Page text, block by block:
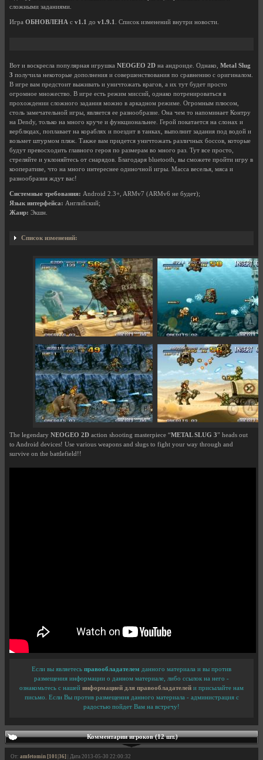
сложными заданиями.
Игра ОБНОВЛЕНА с v1.1 до v1.9.1 . Список изменений внутри новости.
Вот и воскресла популярная игрушка NEOGEO 2D на андроиде. Однако, Metal Slug
3 получила некоторые дополнения и совершенствования по сравнению с оригиналом.
В игре вам предстоит выживать и уничтожать врагов, а их тут будет просто
огромное множество. В игре есть режим миссий, однако потренироваться в
прохождении сложного задания можно в аркадном режиме. Огромным плюсом,
столь замечательной игры, является ее разнообразие. Она чем то напоминает Контру
на Dendy, только на много круче и функциональнее. Герой покатается на слонах и
верблюдах, поплавает на кораблях и поездит в танках, выполнит задания под водой и
возьмет штурмом пляж. Также вам придется уничтожать различных боссов, которые
будут превосходить главного героя по размерам во много раз. Тут все просто,
стреляйте и уклоняйтесь от снарядов. Благодаря bluetooth, вы сможете пройти игру в
кооперативе, что на много интереснее одиночной игры. Масса веселья, мяса и
разнообразия ждут вас!
Системные требования: Android 2.3+, ARMv7 (ARMv6 не будет);
Язык интерфейса: Английский;
Жанр: Экшн.
Список изменений:
The legendary NEOGEO 2D action shooting masterpiece “METAL SLUG 3” heads out
to Android devices! Use various weapons and slugs to fight your way through and
survive on the battlefield!!
Если вы являетесь правообладателем данного материала и вы против
размещения информации о данном материале, либо ссылок на него -
ознакомьтесь с нашей информацией для правообладателей и присылайте нам
письмо. Если Вы против размещения данного материала - администрация с
радостью пойдет Вам на встречу!
Комментарии игроков (12 шт.)
От: amfetomin [101|36] | Дата 2013-05-30 22:00:32